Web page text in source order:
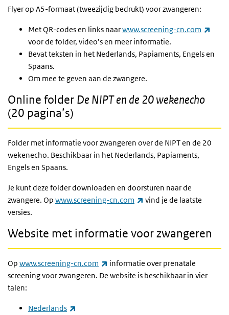
Flyer op A5-formaat (tweezijdig bedrukt) voor zwangeren:
Met QR-codes en links naarwww.screening-cn.com
voor de folder, video’s en meer informatie.
Bevat teksten in het Nederlands, Papiaments, Engels en
Spaans.
Om mee te geven aan de zwangere.
Online folder De NIPT en de 20 wekenecho
(20 pagina’s)
Folder met informatie voor zwangeren over de NIPT en de 20
wekenecho. Beschikbaar in het Nederlands, Papiaments,
Engels en Spaans.
Je kunt deze folder downloaden en doorsturen naar de
zwangere. Op www.screening-cn.com (externe link)
vind je de laatste
versies.
Website met informatie voor zwangeren
Op www.screening-cn.com (externe link)
informatie over prenatale
screening voor zwangeren. De website is beschikbaar in vier
talen:
Nederlands